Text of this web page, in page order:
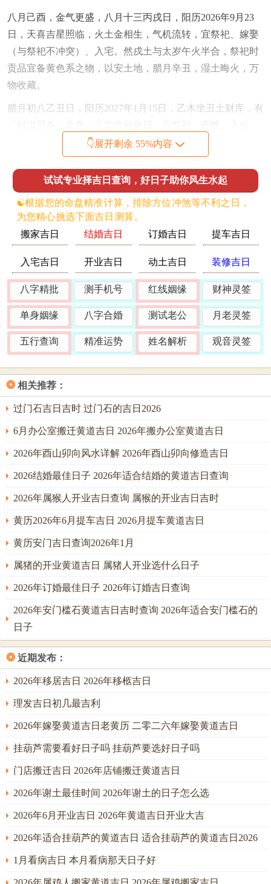
八月己酉，金气更盛，八月十三丙戌日，阳历2026年9月23
日，天喜吉星照临，火土金相生，气机流转，宜祭祀、嫁娶
（与祭祀不冲突）、入宅。然戌土与太岁午火半合，祭祀时
贡品宜备黄色系之物，以安土地，腊月辛丑，湿土晦火，万
物收藏。
腊月初八乙丑日，阳历2027年1月15日，乙木坐丑土财库，有
丑午相害，是日属牛、马者若主祭，心绪易感滞涩，故需提
前静心宁神。
流年风水格局与祭祀方位避忌
丙午年九宫飞星，五黄廉贞星入中宫，主中心地方之地宜静
不宜动，若有家祠在中宫方位，祭祀时不宜大肆挪动器物或
敲打；二黑巨门星飞临正北坎宫，坎宫本为岁破、三煞叠加
之位，又逢病符星，大凶。
此方位若设有祖先香火。则流年祭祀上香须格外谨慎，贡品
宜简，动作宜轻，切忌在此方位动土、修造，以免激发煞
气，主家人健康有损，常有命主于此方不慎触动，而致年内
小疾缠身。
太岁正南离宫，虽为当年尊神所在，然九紫右弼星飞临，主
吉庆，祭祀时面南行礼乃为敬太岁，然香案不可紧贴正南墙
壁，须留有间隙，因火太旺恐灼伤气韵。
尤须留意子午冲，属鼠者今年犯太岁，正北既凶，正南亦
冲，若家宅坐北朝南或坐南朝北，祭祀时当事先于家宅东南
与流年根基有刑害破之关系，参与重大祭祀时可随身佩请祥
安阁联吉锦袋于祭服内，以图岁君安宁，不扰先灵，此物之
用，仅在调与个体与当年岁君之气，非关祭祀自身之诚敬。
祭祀具体禁忌与行事宜忌
择吉日而行，亦须循规蹈矩，方得圆满；首要者，冲煞必
避。如所选吉日地支与祭主生肖相冲，则主心神不宁，沟通
则逢午日大忌，因子午冲，水火骤战，不宁之象。方位禁忌
甚为关键。
除前述之正北凶位。流年三煞在北方，故祭祀前后七日，家
中北方忌有红色物品出现，因火色激怒水煞；祭祀所用之
水，取用时亦忌从北方龙头接取第一道水，时辰选择需配合
日干。若用甲日、乙日等木日，祭祀时辰选午前（木旺生
火）为佳；若用壬日、癸日等水日，则宜选午后（火土旺能
红（火过旺，恐生燥怒），以素雅之色为宜，香烛点燃后忌
中途折断，此乃「信诺」之象，若有断折，需心中默祷，另
换新烛，不可置之不理。供品中丙午年火旺，忌摆放过多热
👇展开剩余 55%内容
试试专业择吉日查询，好日子助你风生水起
☯️根据您的命盘精准计算，排除方位冲煞等不利之日，
为您精心挑选下面吉日测算。
搬家吉日 结婚吉日 订婚吉日 提车吉日
入宅吉日 开业吉日 动土吉日 装修吉日
八字精批 测手机号 红线姻缘 财神灵签
单身姻缘 八字合婚 测试老公 月老灵签
五行查询 精准运势 姓名解析 观音灵签
❂ 相关推荐：
过门石吉日吉时 过门石的吉日2026
6月办公室搬迁黄道吉日 2026年搬办公室黄道吉日
2026年酉山卯向风水详解 2026年酉山卯向修造吉日
2026结婚最佳日子 2026年适合结婚的黄道吉日查询
2026年属猴人开业吉日查询 属猴的开业吉日吉时
黄历2026年6月提车吉日 2026月提车黄道吉日
黄历安门吉日查询2026年1月
属猪的开业黄道吉日 属猪人开业选什么日子
2026年订婚最佳日子 2026年订婚吉日查询
2026年安门槛石黄道吉日吉时查询 2026年适合安门槛石的
日子
❂ 近期发布：
2026年移居吉日 2026年移柩吉日
理发吉日初几最吉利
2026年嫁娶黄道吉日老黄历 二零二六年嫁娶黄道吉日
挂葫芦需要看好日子吗 挂葫芦要选好日子吗
门店搬迁吉日 2026年店铺搬迁黄道吉日
2026年谢土最佳时间 2026年谢土的日子怎么选
2026年6月开业吉日 2026年黄道吉日开业大吉
2026年适合挂葫芦的黄道吉日 适合挂葫芦的黄道吉日2026
1月看病吉日 本月看病那天日子好